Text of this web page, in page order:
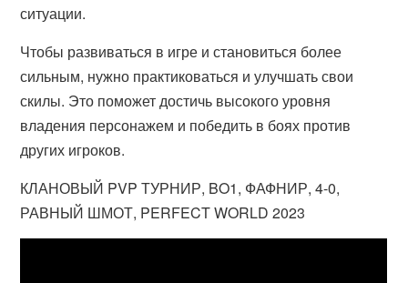
ситуации.
Чтобы развиваться в игре и становиться более
сильным, нужно практиковаться и улучшать свои
скилы. Это поможет достичь высокого уровня
владения персонажем и победить в боях против
других игроков.
КЛАНОВЫЙ PVP ТУРНИР, BO1, ФАФНИР, 4-0,
РАВНЫЙ ШМОТ, PERFECT WORLD 2023